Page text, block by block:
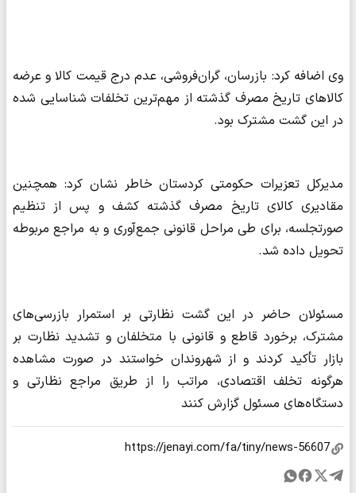
وی اضافه کرد: بازرسان، گران‌فروشی، عدم درج قیمت کالا و عرضه
کالاهای تاریخ مصرف گذشته از مهم‌ترین تخلفات شناسایی شده
در این گشت مشترک بود.
مدیرکل تعزیرات حکومتی کردستان خاطر نشان کرد: همچنین
مقادیری کالای تاریخ مصرف گذشته کشف و پس از تنظیم
صورتجلسه، برای طی مراحل قانونی جمع‌آوری و به مراجع مربوطه
تحویل داده شد.
مسئولان حاضر در این گشت نظارتی بر استمرار بازرسی‌های
مشترک، برخورد قاطع و قانونی با متخلفان و تشدید نظارت بر
بازار تأکید کردند و از شهروندان خواستند در صورت مشاهده
هرگونه تخلف اقتصادی، مراتب را از طریق مراجع نظارتی و
دستگاه‌های مسئول گزارش کنند